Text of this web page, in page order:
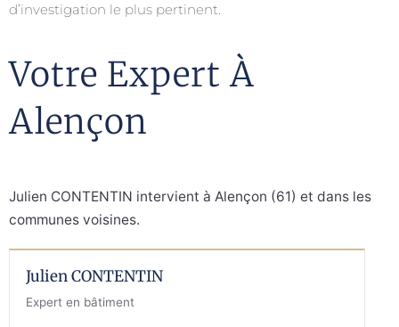
d’investigation le plus pertinent.
Votre Expert À
Alençon
Julien CONTENTIN intervient à Alençon (61) et dans les
communes voisines.
Julien CONTENTIN
Expert en bâtiment